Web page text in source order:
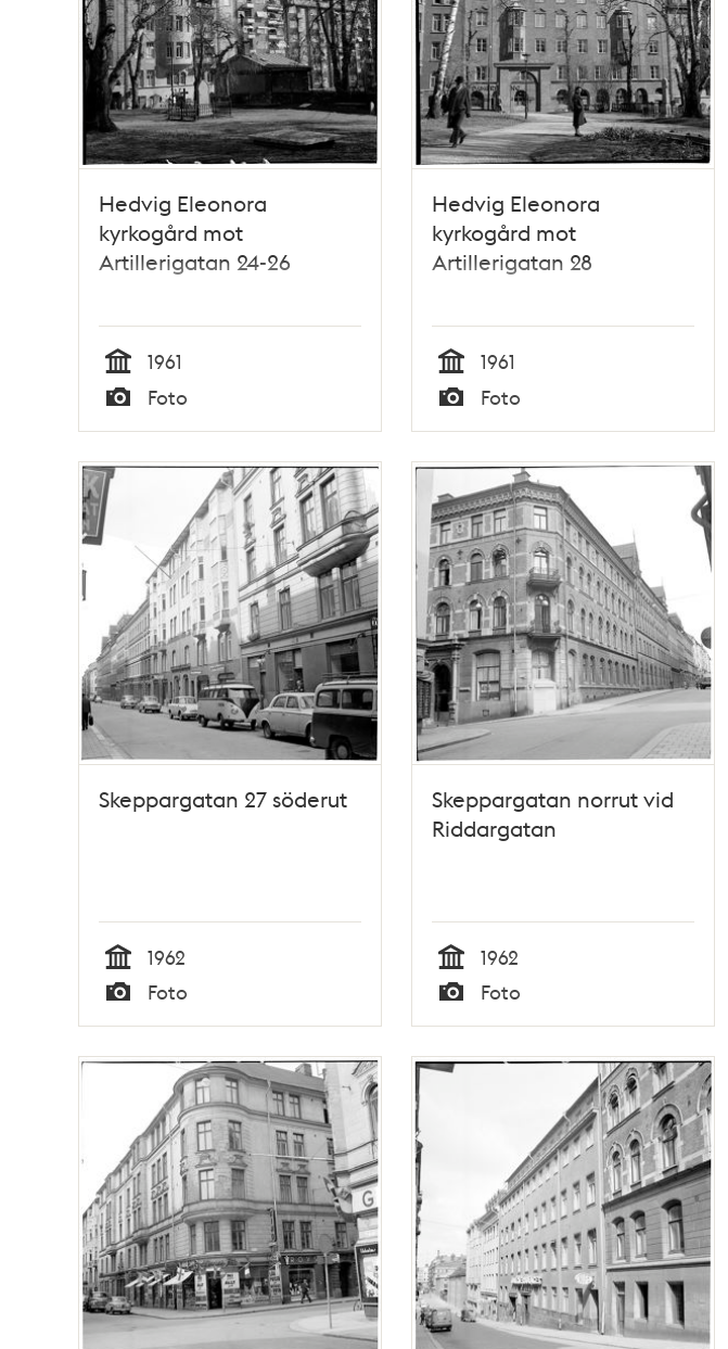
Hedvig Eleonora
kyrkogård mot
Artillerigatan 24-26
Tid
1961
Typ
Foto
Hedvig Eleonora
kyrkogård mot
Artillerigatan 28
Tid
1961
Typ
Foto
Skeppargatan 27 söderut
Tid
1962
Typ
Foto
Skeppargatan norrut vid
Riddargatan
Tid
1962
Typ
Foto